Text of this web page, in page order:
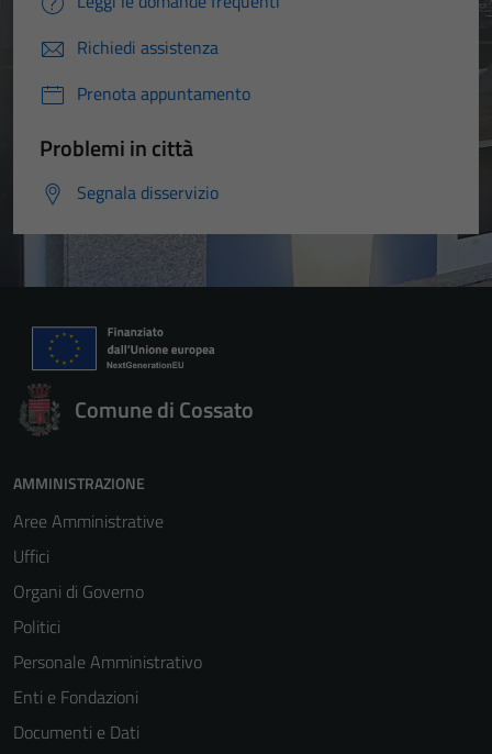
Richiedi assistenza
Prenota appuntamento
Problemi in città
Segnala disservizio
Comune di Cossato
AMMINISTRAZIONE
Aree Amministrative
Uffici
Organi di Governo
Politici
Personale Amministrativo
Enti e Fondazioni
Documenti e Dati